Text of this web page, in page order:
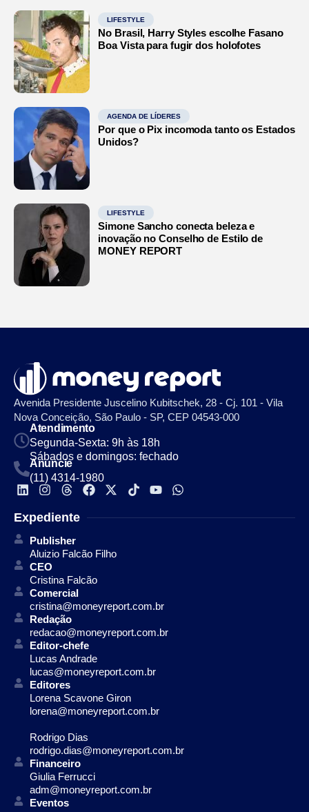
LIFESTYLE
No Brasil, Harry Styles escolhe Fasano
Boa Vista para fugir dos holofotes
AGENDA DE LÍDERES
Por que o Pix incomoda tanto os Estados
Unidos?
LIFESTYLE
Simone Sancho conecta beleza e
inovação no Conselho de Estilo de
MONEY REPORT
Avenida Presidente Juscelino Kubitschek, 28 - Cj. 101 - Vila
Nova Conceição, São Paulo - SP, CEP 04543-000
Atendimento
Segunda-Sexta: 9h às 18h
Sábados e domingos: fechado
Anuncie
(11) 4314-1980
Expediente
Publisher
Aluizio Falcão Filho
CEO
Cristina Falcão
Comercial
cristina@moneyreport.com.br
Redação
redacao@moneyreport.com.br
Editor-chefe
Lucas Andrade
lucas@moneyreport.com.br
Editores
Lorena Scavone Giron
lorena@moneyreport.com.br
Rodrigo Dias
rodrigo.dias@moneyreport.com.br
Financeiro
Giulia Ferrucci
adm@moneyreport.com.br
Eventos